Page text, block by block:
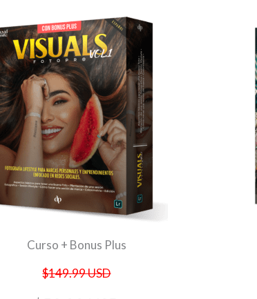
Curso + Bonus Plus
$149.99 USD